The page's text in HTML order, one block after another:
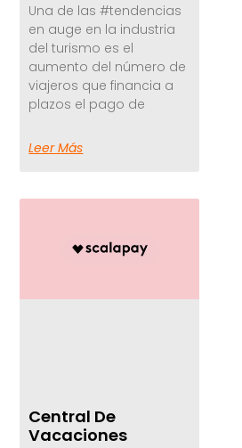
Una de las #tendencias
en auge en la industria
del turismo es el
aumento del número de
viajeros que financia a
plazos el pago de
Leer Más
Central De
Vacaciones